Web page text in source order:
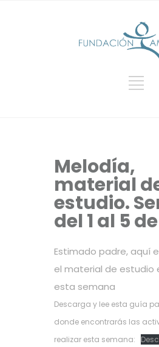
Melodía,
material
estudio.
del 1 al 5
Estimado padre, aquí
el material de estudio
esta semana
Descarga y lee esta guía
donde encontrarás las
realizar esta semana: